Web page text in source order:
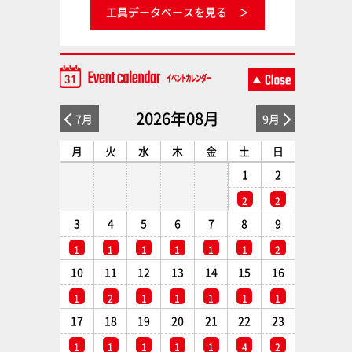
工具データベースを見る
7月 2026年08月 9月
月 火 水 木 金 土
日
1
2
2
2
3
1
4
1
5
1
6
1
7
1
8
1
9
2
10
1
11
2
12
1
13
1
14
1
15
1
16
1
17
1
18
1
19
1
20
1
21
1
22
4
23
2